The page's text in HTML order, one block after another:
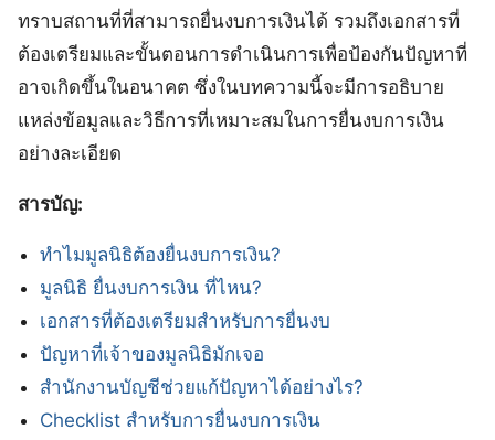
ทราบสถานที่ที่สามารถยื่นงบการเงินได้ รวมถึงเอกสารที่
ต้องเตรียมและขั้นตอนการดำเนินการเพื่อป้องกันปัญหาที่
อาจเกิดขึ้นในอนาคต ซึ่งในบทความนี้จะมีการอธิบาย
แหล่งข้อมูลและวิธีการที่เหมาะสมในการยื่นงบการเงิน
อย่างละเอียด
สารบัญ:
ทำไมมูลนิธิต้องยื่นงบการเงิน?
มูลนิธิ ยื่นงบการเงิน ที่ไหน?
เอกสารที่ต้องเตรียมสำหรับการยื่นงบ
ปัญหาที่เจ้าของมูลนิธิมักเจอ
สำนักงานบัญชีช่วยแก้ปัญหาได้อย่างไร?
Checklist สำหรับการยื่นงบการเงิน